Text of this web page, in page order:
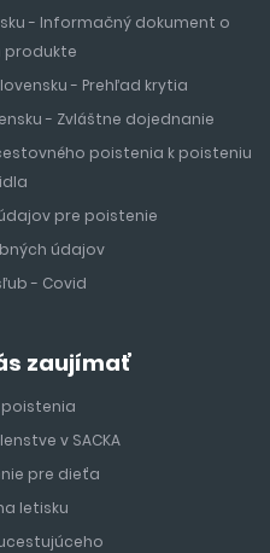
- Informačný dokument o
- Prehľad krytia
- Zvláštne dojednanie
poistenia k poisteniu
pre poistenie
údajov
- Covid
zaujímať
v SACKA
pre dieťa
letisku